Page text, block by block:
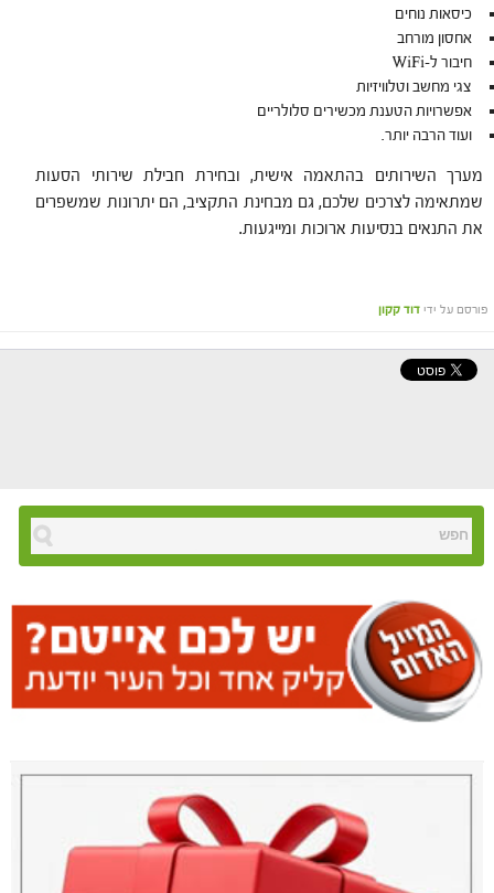
כיסאות נוחים
אחסון מורחב
חיבור ל-WiFi
צגי מחשב וטלוויזיות
אפשרויות הטענת מכשירים סלולריים
ועוד הרבה יותר.
מערך השירותים בהתאמה אישית, ובחירת חבילת שירותי הסעות
שמתאימה לצרכים שלכם, גם מבחינת התקציב, הם יתרונות שמשפרים
את התנאים בנסיעות ארוכות ומייגעות.
פורסם על ידי דוד קקון